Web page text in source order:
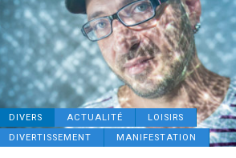
DIVERS ACTUALITÉ
LOISIRS
DIVERTISSEMENT
MANIFESTATION